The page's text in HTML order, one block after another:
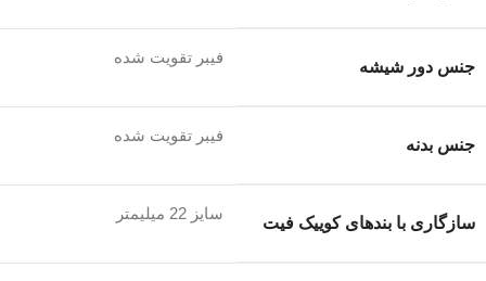
جنس دور شیشه
فیبر تقویت شده
جنس بدنه
فیبر تقویت شده
سازگاری با بندهای کوییک فیت
سایز 22 میلیمتر